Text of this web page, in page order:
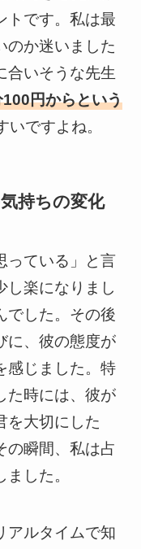
トです。私は最
のか迷いました
合いそうな先生
円からという
ですよね。
持ちの変化
っている」と言
し楽になりまし
でした。その後
に、彼の態度が
感じました。特
た時には、彼が
を大切にした
の瞬間、私は占
した。
アルタイムで知